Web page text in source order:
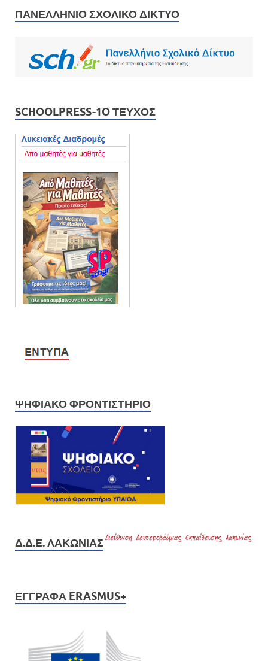
ΠΑΝΕΛΛΉΝΙΟ ΣΧΟΛΙΚΌ ΔΊΚΤΥΟ
SCHOOLPRESS-1O ΤΕΎΧΟΣ
ΨΗΦΙΑΚΌ ΦΡΟΝΤΙΣΤΉΡΙΟ
Δ.Δ.Ε. ΛΑΚΩΝΊΑΣ
ΈΓΓΡΑΦΑ ERASMUS+